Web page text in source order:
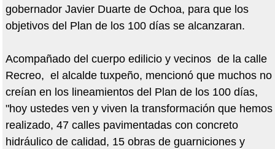
gobernador Javier Duarte de Ochoa, para que los
objetivos del Plan de los 100 días se alcanzaran.
Acompañado del cuerpo edilicio y vecinos de la calle
Recreo, el alcalde tuxpeño, mencionó que muchos no
creían en los lineamientos del Plan de los 100 días,
"hoy ustedes ven y viven la transformación que hemos
realizado, 47 calles pavimentadas con concreto
hidráulico de calidad, 15 obras de guarniciones y